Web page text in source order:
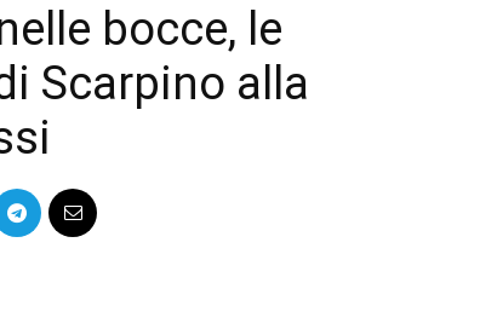
bocce, le
Scarpino alla